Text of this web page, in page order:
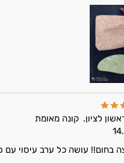
לציון. קונה מאומת
בחום!! עושה כל ערב עיסוי